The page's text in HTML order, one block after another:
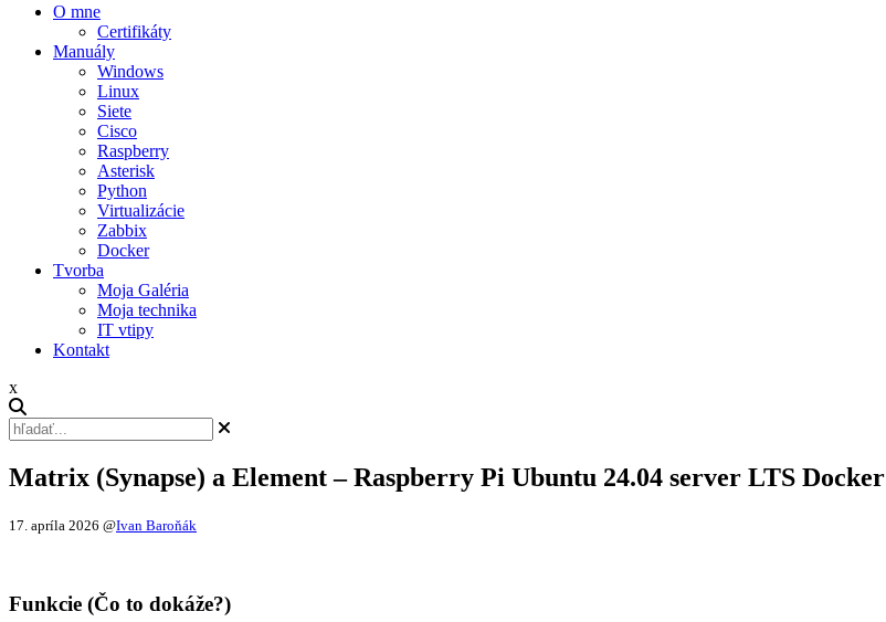
O mne
Certifikáty
Manuály
Windows
Linux
Siete
Cisco
Raspberry
Asterisk
Python
Virtualizácie
Zabbix
Docker
Tvorba
Moja Galéria
Moja technika
IT vtipy
Kontakt
x
Matrix (Synapse) a Element – Raspberry Pi Ubuntu 24.04 server LTS Docker
17. apríla 2026 @Ivan Baroňák
Funkcie (Čo to dokáže?)